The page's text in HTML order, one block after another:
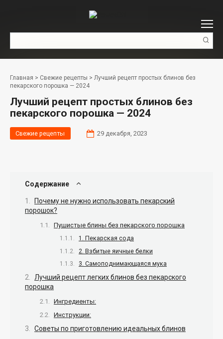
Главная > Свежие рецепты > Лучший рецепт простых блинов без
пекарского порошка — 2024
Лучший рецепт простых блинов без
пекарского порошка — 2024
Свежие рецепты 29 декабря, 2023
Содержание
Почему не нужно использовать пекарский
порошок?
Пушистые блины без пекарского порошка
1. Пекарская сода
2. Взбитые яичные белки
3. Самоподнимающаяся мука
Лучший рецепт легких блинов без пекарского
порошка
Ингредиенты:
Инструкции:
Советы по приготовлению идеальных блинов